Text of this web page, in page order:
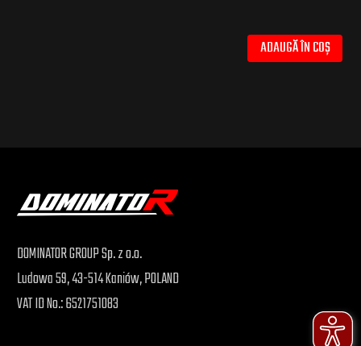
ADAUGĂ ÎN COȘ
DOMINATOR GROUP Sp. z o.o.
Ludowa 59, 43-514 Kaniów, POLAND
VAT ID No.: 6521751083